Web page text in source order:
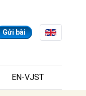
Gửi bài
EN-VJST